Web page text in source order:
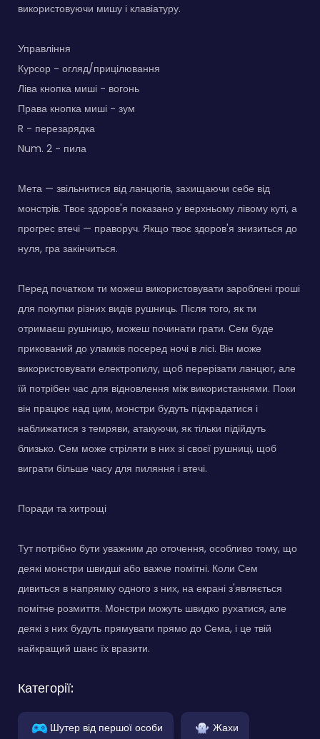
використовуючи мишу і клавіатуру.
Управління
Курсор - огляд/прицілювання
Ліва кнопка миші - вогонь
Права кнопка миші - зум
R - перезарядка
Num. 2 - пила
Мета — звільнитися від ланцюгів, захищаючи себе від
монстрів. Твоє здоров'я показано у верхньому лівому куті, а
прогрес втечі — праворуч. Якщо твоє здоров'я знизиться до
нуля, гра закінчиться.
Перед початком ти можеш використовувати зароблені гроші
для покупки різних видів рушниць. Після того, як ти
отримаєш рушницю, можеш починати грати. Сем буде
прикований до уламків посеред ночі в лісі. Він може
використовувати електропилу, щоб перерізати ланцюг, але
їй потрібен час для відновлення між використаннями. Поки
він працює над цим, монстри будуть підкрадатися і
наближатися з темряви, атакуючи, як тільки підійдуть
близько. Сем може стріляти в них зі своєї рушниці, щоб
виграти більше часу для пиляння і втечі.
Поради та хитрощі
Тут потрібно бути уважним до оточення, особливо тому, що
деякі монстри швидші або важче помітні. Коли Сем
дивиться в напрямку одного з них, на екрані з'являється
помітне розмиття. Монстри можуть швидко рухатися, але
деякі з них будуть прямувати прямо до Сема, і це твій
найкращий шанс їх вразити.
Категорії:
Шутер від першої особи Жахи